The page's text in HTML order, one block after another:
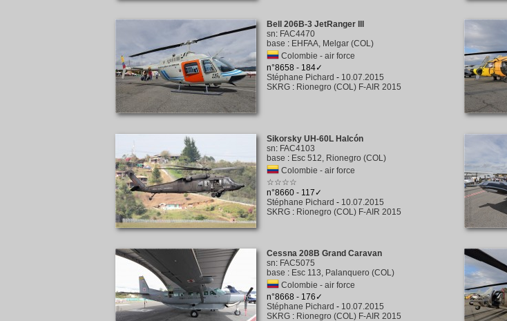
Bell 206B-3 JetRanger III
sn: FAC4470
base : EHFAA, Melgar (COL)
Colombie - air force
n°8658 - 184✓
Stéphane Pichard - 10.07.2015
SKRG : Rionegro (COL) F-AIR 2015
Sikorsky UH-60L Halcón
sn: FAC4103
base : Esc 512, Rionegro (COL)
Colombie - air force
☆☆☆☆
n°8660 - 117✓
Stéphane Pichard - 10.07.2015
SKRG : Rionegro (COL) F-AIR 2015
Cessna 208B Grand Caravan
sn: FAC5075
base : Esc 113, Palanquero (COL)
Colombie - air force
n°8668 - 176✓
Stéphane Pichard - 10.07.2015
SKRG : Rionegro (COL) F-AIR 2015